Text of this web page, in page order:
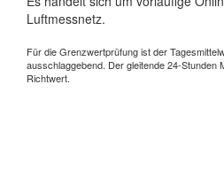
Luftmessnetz.
Für die Grenzwertprüfung ist der
ausschlaggebend. Der gleitende 24-Stunden
Richtwert.